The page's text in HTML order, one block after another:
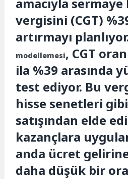
vergisini (CGT)
artırmayı
modellemesi, CGT
ila %39 arasında
test ediyor. Bu
hisse senetleri
satışından elde
kazançlara
anda ücret
daha düşük bir